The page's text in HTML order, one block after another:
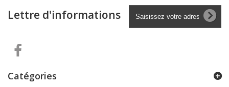
Lettre d'informations
Catégories